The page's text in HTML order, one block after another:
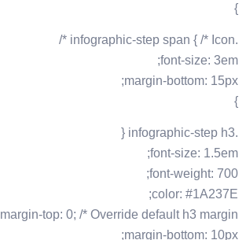
}
.infographic-step span { /* Icon */
font-size: 3em;
margin-bottom: 15px;
}
.infographic-step h3 {
font-size: 1.5em;
font-weight: 700;
color: #1A237E;
margin-top: 0; /* Override default h3 margin */
margin-bottom: 10px;